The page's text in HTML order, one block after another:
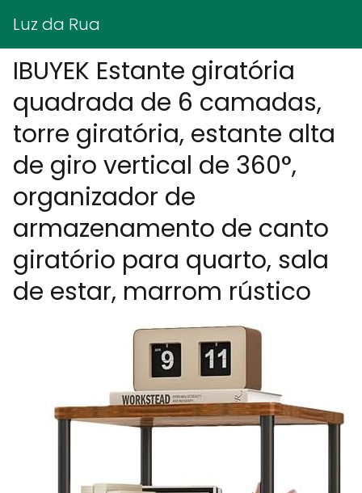
Luz da Rua
IBUYEK Estante giratória
quadrada de 6 camadas,
torre giratória, estante alta
de giro vertical de 360°,
organizador de
armazenamento de canto
giratório para quarto, sala
de estar, marrom rústico